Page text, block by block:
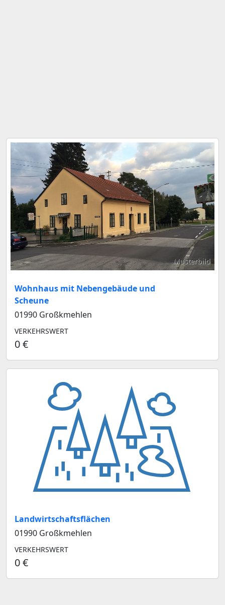
Musterbild
Wohnhaus mit Nebengebäude und
Scheune
01990 Großkmehlen
VERKEHRSWERT
0 €
Landwirtschaftsflächen
01990 Großkmehlen
VERKEHRSWERT
0 €